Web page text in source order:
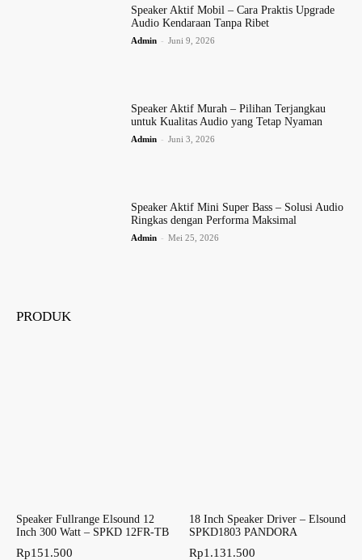
Speaker Aktif Mobil – Cara Praktis Upgrade
Audio Kendaraan Tanpa Ribet
Admin - Juni 9, 2026
Speaker Aktif Murah – Pilihan Terjangkau
untuk Kualitas Audio yang Tetap Nyaman
Admin - Juni 3, 2026
Speaker Aktif Mini Super Bass – Solusi Audio
Ringkas dengan Performa Maksimal
Admin - Mei 25, 2026
PRODUK
Speaker Fullrange Elsound 12
Inch 300 Watt – SPKD 12FR-TB
Rp151.500
18 Inch Speaker Driver – Elsound
SPKD1803 PANDORA
Rp1.131.500